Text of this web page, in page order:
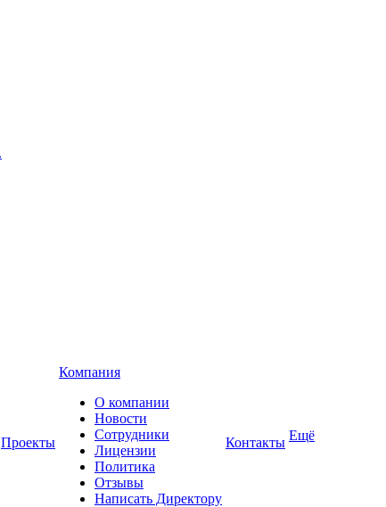
Проекты
Компания
О компании
Новости
Сотрудники
Лицензии
Политика
Отзывы
Написать Директору
Контакты Ещё